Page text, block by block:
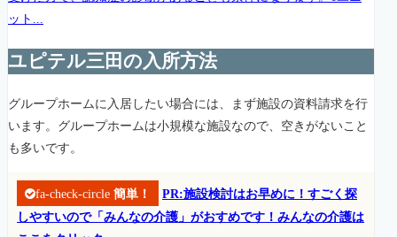
ット...
ユピテル三田の入所方法
グループホームに入居したい場合には、まず施設の資料請求を行
います。グループホームは小規模な施設なので、空きがないこと
も多いです。
fa-check-circle 簡単！
PR:施設検討はお早めに！すごく探
しやすいので「みんなの介護」がおすめです！みんなの介護は